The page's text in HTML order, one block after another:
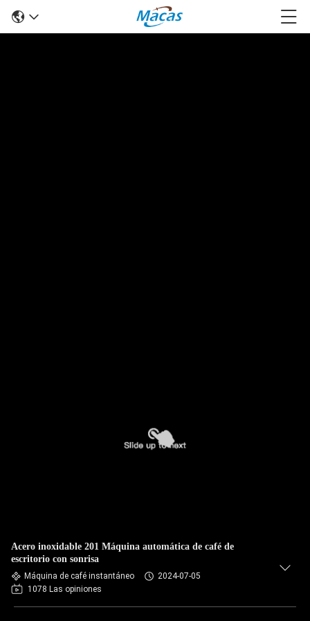
Acero inoxidable 201 Máquina automática de café de
escritorio con sonrisa
Máquina de café instantáneo
2024-07-05
1078 Las opiniones